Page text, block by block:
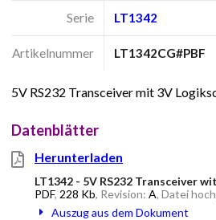
Serie LT1342
Artikelnummer LT1342CG#PBF
5V RS232 Transceiver mit 3V
Datenblätter
Herunterladen
LT1342 - 5V RS232 Transceiver
PDF, 228 Kb, Revision: A, Datei
Auszug aus dem Dokument